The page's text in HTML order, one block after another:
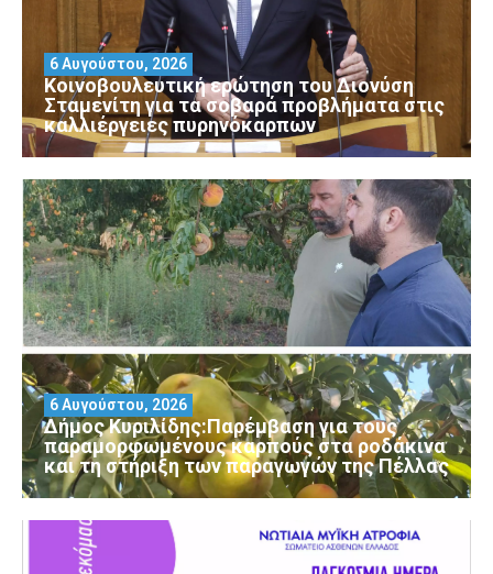
Κοινοβουλευτική ερώτηση του Διονύση
Σταμενίτη για τα σοβαρά προβλήματα στις
καλλιέργειες πυρηνόκαρπων
6 Αυγούστου, 2026
Δήμος Κυριλίδης:Παρέμβαση για τους
παραμορφωμένους καρπούς στα ροδάκινα
και τη στήριξη των παραγωγών της Πέλλας
6 Αυγούστου, 2026